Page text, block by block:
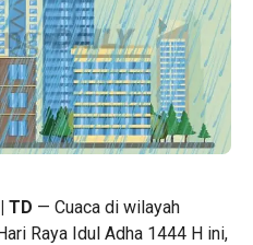
TD — Cuaca di wilayah
Raya Idul Adha 1444 H ini,